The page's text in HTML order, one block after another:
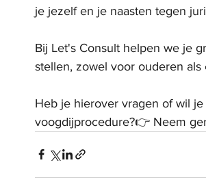
je jezelf en je naasten tegen
Bij Let's Consult helpen we je
stellen, zowel voor ouderen
Heb je hierover vragen of wil
voogdijprocedure?👉 Neem